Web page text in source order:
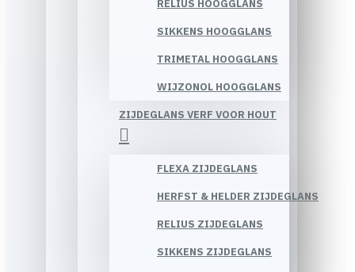
RELIUS HOOGGLANS
SIKKENS HOOGGLANS
TRIMETAL HOOGGLANS
WIJZONOL HOOGGLANS
ZIJDEGLANS VERF VOOR HOUT
FLEXA ZIJDEGLANS
HERFST & HELDER ZIJDEGLANS
RELIUS ZIJDEGLANS
SIKKENS ZIJDEGLANS